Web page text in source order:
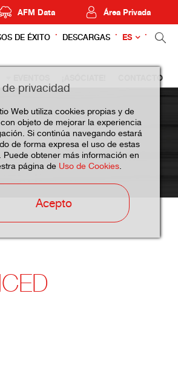
AFM Data Área Privada
DE ÉXITO DESCARGAS ES
CONTACTO
de privacidad
Web utiliza cookies propias y de
objeto de mejorar la experiencia
Si continúa navegando estará
de forma expresa el uso de estas
Puede obtener más información en
página de Uso de Cookies.
Acepto